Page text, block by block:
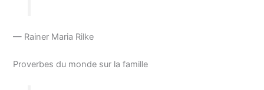
— Rainer Maria Rilke
Proverbes du monde sur la famille